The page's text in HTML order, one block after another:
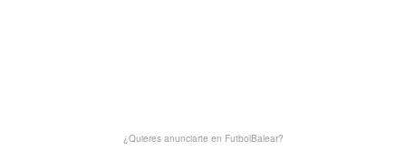
¿Quieres anunciarte en FutbolBalear?